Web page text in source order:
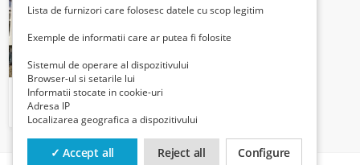
Garsoniera 30 mpu zona Militari - langa Parc
28500 Euro €
Lista de furnizori care folosesc datele cu scop legitim
Exemple de informatii care ar putea fi folosite
Sistemul de operare al dispozitivului
Browser-ul si setarile lui
Informatii stocate in cookie-uri
Adresa IP
Localizarea geografica a dispozitivului
✓ Accept all Reject all Configure